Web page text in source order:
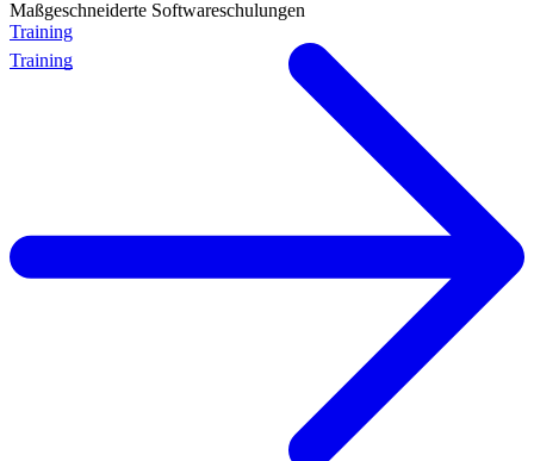
Maßgeschneiderte Softwareschulungen
Training